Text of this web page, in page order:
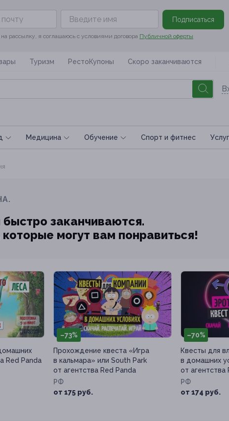
Подписаться
рассылку, я соглашаюсь с условиями договора Публичной оферты
Туризм РестоКупоны Скоро заканчиваются
Медицина Обучение Спoрт и фитнес
заканчиваются.
могут вам понравиться!
Red Panda
–73%
Прохождение квеста «Игра
в кальмара» или South Park
от агентства Red Panda
РФ
от 175 руб.
–70%
Квесты для
в домашних
от агентства
РФ
от 174 руб.